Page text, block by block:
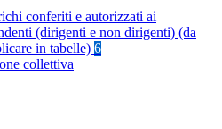
conferiti e autorizzati ai
(dirigenti e non dirigenti) (da
in tabelle) 6
collettiva